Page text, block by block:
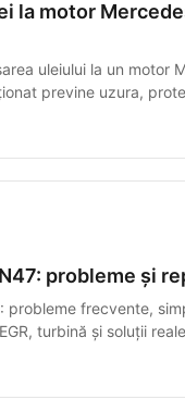
la motor
uleiului la un motor
previne uzura,
probleme și
probleme frecvente,
turbină și soluții
bine controlate.